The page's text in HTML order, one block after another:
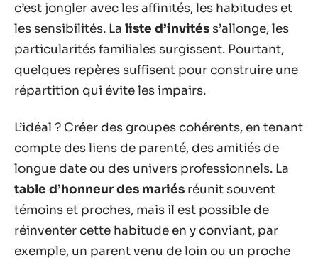
c’est jongler avec les affinités, les habitudes et
les sensibilités. La liste d’invités s’allonge, les
particularités familiales surgissent. Pourtant,
quelques repères suffisent pour construire une
répartition qui évite les impairs.
L’idéal ? Créer des groupes cohérents, en tenant
compte des liens de parenté, des amitiés de
longue date ou des univers professionnels. La
table d’honneur des mariés réunit souvent
témoins et proches, mais il est possible de
réinventer cette habitude en y conviant, par
exemple, un parent venu de loin ou un proche